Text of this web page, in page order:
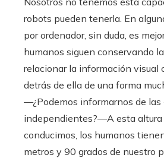
robots pueden tenerla. En
por ordenador, sin duda, es
humanos siguen conservando
relacionar la información visual
detrás de ella de una forma
—¿Podemos informarnos de las
independientes?—A esta altura
conducimos, los humanos
metros y 90 grados de nuestro